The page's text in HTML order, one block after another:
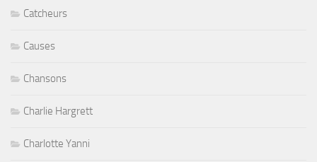
Catcheurs
Causes
Chansons
Charlie Hargrett
Charlotte Yanni